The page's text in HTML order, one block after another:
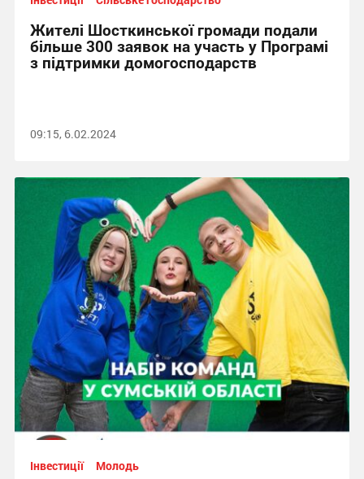
Жителі Шосткинської громади подали
більше 300 заявок на участь у Програмі
з підтримки домогосподарств
09:15, 6.02.2024
Інвестиції Молодь